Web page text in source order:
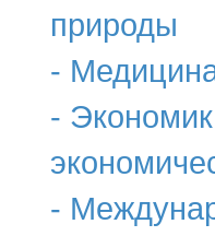
природы
-
-
-